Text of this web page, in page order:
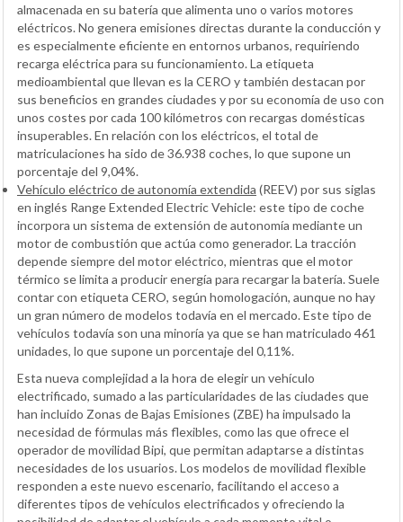
almacenada en su batería que alimenta uno o varios motores
eléctricos. No genera emisiones directas durante la conducción y
es especialmente eficiente en entornos urbanos, requiriendo
recarga eléctrica para su funcionamiento. La etiqueta
medioambiental que llevan es la CERO y también destacan por
sus beneficios en grandes ciudades y por su economía de uso con
unos costes por cada 100 kilómetros con recargas domésticas
insuperables. En relación con los eléctricos, el total de
matriculaciones ha sido de 36.938 coches, lo que supone un
porcentaje del 9,04%.
Vehículo eléctrico de autonomía extendida (REEV) por sus siglas
en inglés Range Extended Electric Vehicle: este tipo de coche
incorpora un sistema de extensión de autonomía mediante un
motor de combustión que actúa como generador. La tracción
depende siempre del motor eléctrico, mientras que el motor
térmico se limita a producir energía para recargar la batería. Suele
contar con etiqueta CERO, según homologación, aunque no hay
un gran número de modelos todavía en el mercado. Este tipo de
vehículos todavía son una minoría ya que se han matriculado 461
unidades, lo que supone un porcentaje del 0,11%.
Esta nueva complejidad a la hora de elegir un vehículo
electrificado, sumado a las particularidades de las ciudades que
han incluido Zonas de Bajas Emisiones (ZBE) ha impulsado la
necesidad de fórmulas más flexibles, como las que ofrece el
operador de movilidad Bipi, que permitan adaptarse a distintas
necesidades de los usuarios. Los modelos de movilidad flexible
responden a este nuevo escenario, facilitando el acceso a
diferentes tipos de vehículos electrificados y ofreciendo la